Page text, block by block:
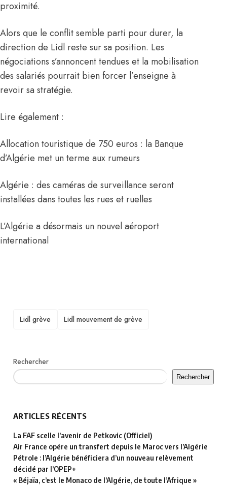
proximité.
Alors que le conflit semble parti pour durer, la
direction de Lidl reste sur sa position. Les
négociations s’annoncent tendues et la mobilisation
des salariés pourrait bien forcer l’enseigne à
revoir sa stratégie.
Lire également :
Allocation touristique de 750 euros : la Banque
d’Algérie met un terme aux rumeurs
Algérie : des caméras de surveillance seront
installées dans toutes les rues et ruelles
L’Algérie a désormais un nouvel aéroport
international
TAGS
Lidl grève Lidl mouvement de grève
Rechercher
Rechercher
ARTICLES RÉCENTS
La FAF scelle l’avenir de Petkovic (Officiel)
Air France opére un transfert depuis le Maroc vers l’Algérie
Pétrole : l’Algérie bénéficiera d’un nouveau relèvement
décidé par l’OPEP+
« Béjaïa, c’est le Monaco de l’Algérie, de toute l’Afrique »